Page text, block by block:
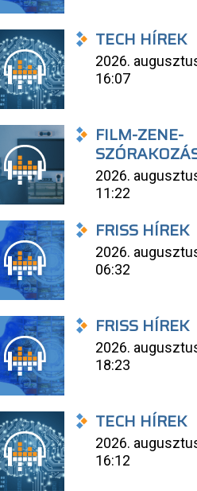
TECH HÍREK
2026.
16:07
FILM-ZENE-
2026.
11:22
FRISS HÍREK
2026.
06:32
FRISS HÍREK
2026.
18:23
TECH HÍREK
2026.
16:12